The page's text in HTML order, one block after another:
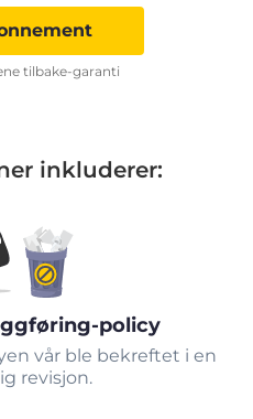
tilbake-garanti
inkluderer:
policy
vår ble bekreftet i en
revisjon.